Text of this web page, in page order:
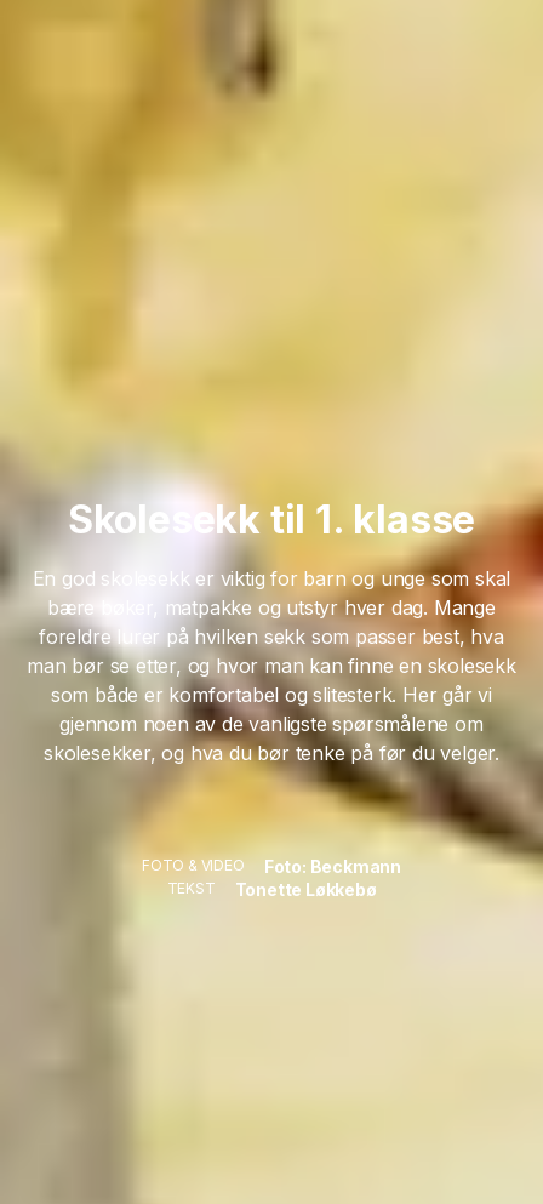
Skolesekk til 1. klasse
En god skolesekk er viktig for barn og unge som skal
bære bøker, matpakke og utstyr hver dag. Mange
foreldre lurer på hvilken sekk som passer best, hva
man bør se etter, og hvor man kan finne en skolesekk
som både er komfortabel og slitesterk. Her går vi
gjennom noen av de vanligste spørsmålene om
skolesekker, og hva du bør tenke på før du velger.
FOTO & VIDEO Foto: Beckmann
TEKST Tonette Løkkebø